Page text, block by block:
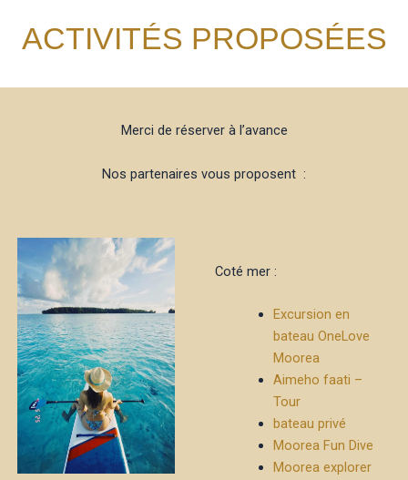
ACTIVITÉS PROPOSÉES
Merci de réserver à l’avance
Nos partenaires vous proposent :
Coté mer :
Excursion en
bateau OneLove
Moorea
Aimeho faati –
Tour
bateau privé
Moorea Fun Dive
Moorea explorer